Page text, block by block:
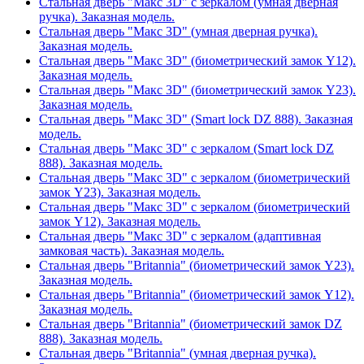
ручка). Заказная модель.
Стальная дверь "Макс 3D" (умная дверная ручка).
Заказная модель.
Стальная дверь "Макс 3D" (биометрический замок Y12).
Заказная модель.
Стальная дверь "Макс 3D" (биометрический замок Y23).
Заказная модель.
Стальная дверь "Макс 3D" (Smart lock DZ 888). Заказная
модель.
Стальная дверь "Макс 3D" с зеркалом (Smart lock DZ
888). Заказная модель.
Стальная дверь "Макс 3D" с зеркалом (биометрический
замок Y23). Заказная модель.
Стальная дверь "Макс 3D" с зеркалом (биометрический
замок Y12). Заказная модель.
Стальная дверь "Макс 3D" с зеркалом (адаптивная
замковая часть). Заказная модель.
Стальная дверь "Britannia" (биометрический замок Y23).
Заказная модель.
Стальная дверь "Britannia" (биометрический замок Y12).
Заказная модель.
Стальная дверь "Britannia" (биометрический замок DZ
888). Заказная модель.
Стальная дверь "Britannia" (умная дверная ручка).